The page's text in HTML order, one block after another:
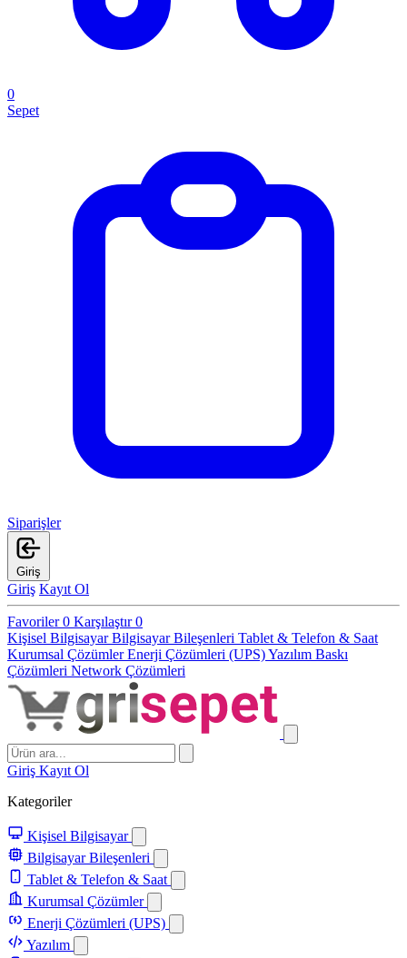
0
Sepet
Siparişler
Giriş
Giriş Kayıt Ol
Favoriler0 Karşılaştır0
Kişisel BilgisayarBilgisayar Bileşenleri Tablet & Telefon & Saat
Kurumsal ÇözümlerEnerji Çözümleri (UPS)Yazılım Baskı
Çözümleri Network Çözümleri
Giriş Kayıt Ol
Kategoriler
Kişisel Bilgisayar
Bilgisayar Bileşenleri
Tablet & Telefon & Saat
Kurumsal Çözümler
Enerji Çözümleri (UPS)
Yazılım